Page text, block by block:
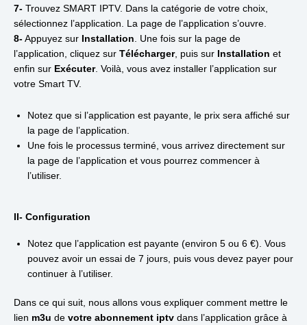
7- Trouvez SMART IPTV. Dans la catégorie de votre choix,
sélectionnez l’application. La page de l’application s’ouvre.
8- Appuyez sur Installation. Une fois sur la page de
l’application, cliquez sur Télécharger, puis sur Installation et
enfin sur Exécuter. Voilà, vous avez installer l’application sur
votre Smart TV.
Notez que si l’application est payante, le prix sera affiché sur
la page de l’application.
Une fois le processus terminé, vous arrivez directement sur
la page de l’application et vous pourrez commencer à
l’utiliser.
II- Configuration
Notez que l’application est payante (environ 5 ou 6 €). Vous
pouvez avoir un essai de 7 jours, puis vous devez payer pour
continuer à l’utiliser.
Dans ce qui suit, nous allons vous expliquer comment mettre le
lien m3u de votre abonnement iptv dans l’application grâce à